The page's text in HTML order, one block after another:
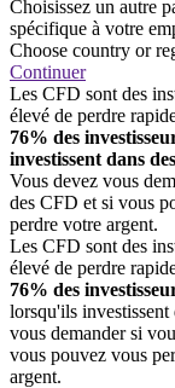
Choisissez un autre
spécifique à votre
Choose country or
Continuer
Les CFD sont des
élevé de perdre
76% des
investissent dans
Vous devez vous
des CFD et si vous
perdre votre argent.
Les CFD sont des
élevé de perdre
76% des
lorsqu'ils investissent
vous demander si
vous pouvez vous
argent.